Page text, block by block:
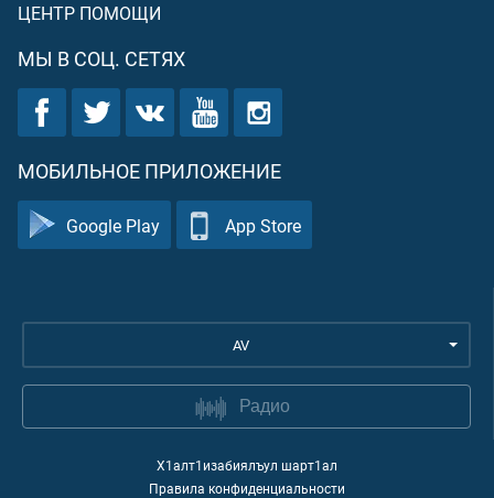
ЦЕНТР ПОМОЩИ
МЫ В СОЦ. СЕТЯХ
МОБИЛЬНОЕ ПРИЛОЖЕНИЕ
Google Play App Store
AV
Радио
Х1алт1изабиялъул шарт1ал
Правила конфиденциальности